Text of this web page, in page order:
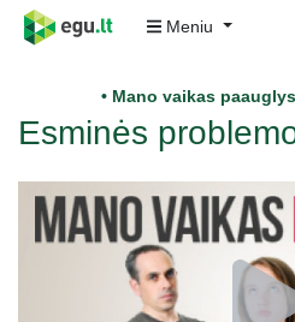
Meniu
• Mano vaikas
Esminės